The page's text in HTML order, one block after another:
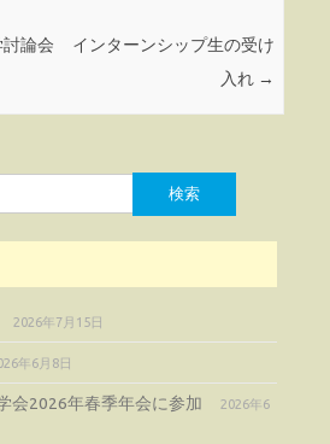
論会
インターンシップ生の受け
入れ →
2026年7月15日
年6月8日
会2026年春季年会に参加
2026年6